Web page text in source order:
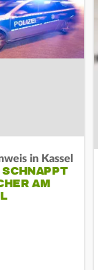
in Kassel
AM